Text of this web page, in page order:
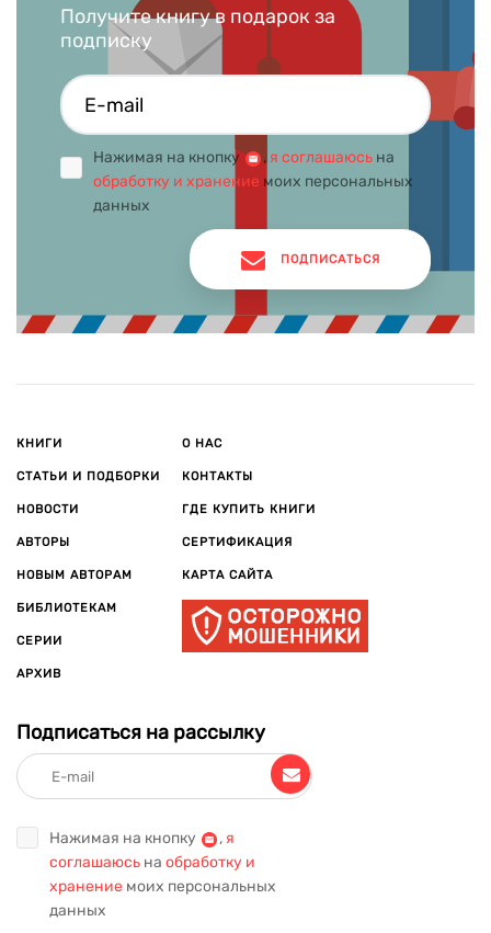
Получите книгу в подарок за
подписку
Нажимая на кнопку , я соглашаюсь на
обработку и хранение моих персональных
данных
ПОДПИСАТЬСЯ
КНИГИ
СТАТЬИ И ПОДБОРКИ
НОВОСТИ
АВТОРЫ
НОВЫМ АВТОРАМ
БИБЛИОТЕКАМ
СЕРИИ
АРХИВ
О НАС
КОНТАКТЫ
ГДЕ КУПИТЬ КНИГИ
СЕРТИФИКАЦИЯ
КАРТА САЙТА
Подписаться на рассылку
Нажимая на кнопку , я
соглашаюсь на обработку и
хранение моих персональных
данных